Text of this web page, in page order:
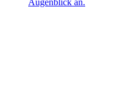
Augenblick an.